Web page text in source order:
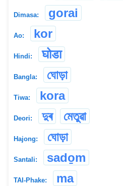
Dimasa: gorai
Ao: kor
Hindi: घोडा
Bangla: ঘোড়া
Tiwa: kora
Deori: দুৰ মেতুৱা
Hajong: ঘোড়া
Santali: sado̱m
TAI-Phake: ma